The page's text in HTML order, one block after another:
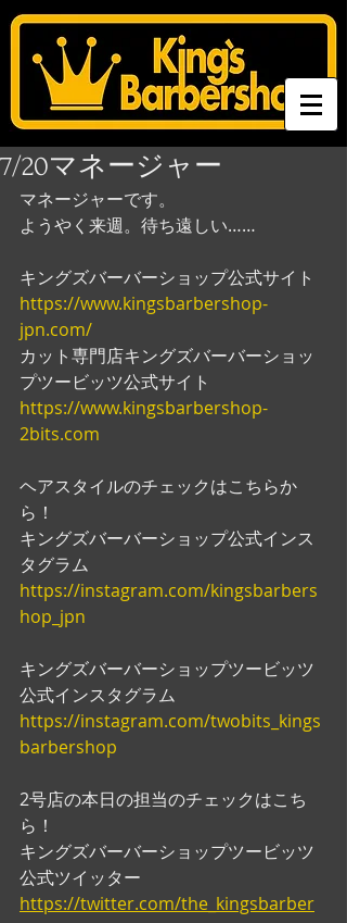
7/20マネージャー
マネージャーです。
ようやく来週。待ち遠しい……
キングズバーバーショップ公式サイト
https://www.kingsbarbershop-
jpn.com/
カット専門店キングズバーバーショッ
プツービッツ公式サイト
https://www.kingsbarbershop-
2bits.com
ヘアスタイルのチェックはこちらか
ら！
キングズバーバーショップ公式インス
タグラム
https://instagram.com/kingsbarbers
hop_jpn
キングズバーバーショップツービッツ
公式インスタグラム
https://instagram.com/twobits_kings
barbershop
2号店の本日の担当のチェックはこち
ら！
キングズバーバーショップツービッツ
公式ツイッター
https://twitter.com/the_kingsbarber